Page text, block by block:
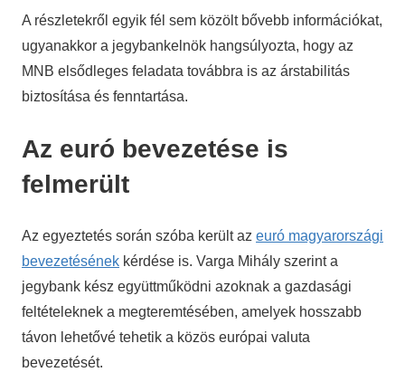
A részletekről egyik fél sem közölt bővebb információkat,
ugyanakkor a jegybankelnök hangsúlyozta, hogy az
MNB elsődleges feladata továbbra is az árstabilitás
biztosítása és fenntartása.
Az euró bevezetése is
felmerült
Az egyeztetés során szóba került az euró magyarországi
bevezetésének kérdése is. Varga Mihály szerint a
jegybank kész együttműködni azoknak a gazdasági
feltételeknek a megteremtésében, amelyek hosszabb
távon lehetővé tehetik a közös európai valuta
bevezetését.